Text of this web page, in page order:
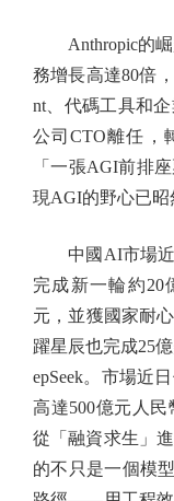
Anthropic的崛
務增長高達80倍
nt、代碼工具和
公司CTO離任，
「一張AGI前排
現AGI的野心已昭
中國AI市場近
完成新一輪約20
元，並獲國家耐
躍星辰也完成25
epSeek。市場近
高達500億元人
從「融資求生」
的不只是一個模